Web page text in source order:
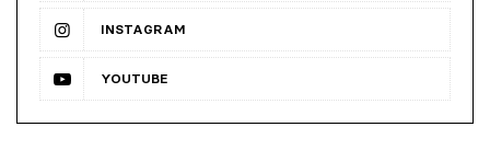
INSTAGRAM
YOUTUBE